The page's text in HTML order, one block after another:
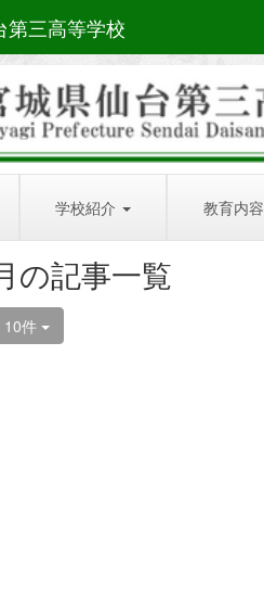
第三高等学校
学校紹介 教育内容
の記事一覧
10件